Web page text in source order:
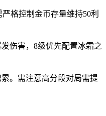
格控制金币存量维持50利
伤害，8级优先配置冰霜之
。需注意高分段对局需提